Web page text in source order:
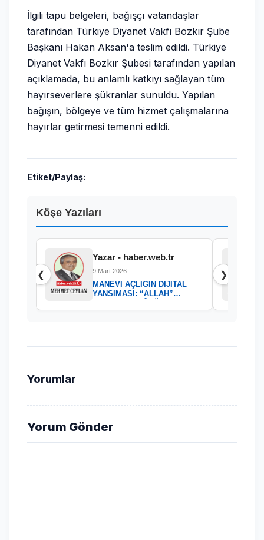
İlgili tapu belgeleri, bağışçı vatandaşlar
tarafından Türkiye Diyanet Vakfı Bozkır Şube
Başkanı Hakan Aksan'a teslim edildi. Türkiye
Diyanet Vakfı Bozkır Şubesi tarafından yapılan
açıklamada, bu anlamlı katkıyı sağlayan tüm
hayırseverlere şükranlar sunuldu. Yapılan
bağışın, bölgeye ve tüm hizmet çalışmalarına
hayırlar getirmesi temenni edildi.
Etiket/Paylaş:
Köşe Yazıları
❮
Yazar - haber.web.tr
9 Mart 2026
MANEVİ AÇLIĞIN DİJİTAL
YANSIMASI: “ALLAH”
❯
Yorumlar
Yorum Gönder